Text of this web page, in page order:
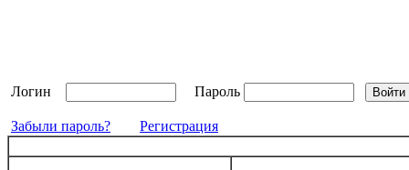
Логин Пароль
Забыли пароль? Регистрация